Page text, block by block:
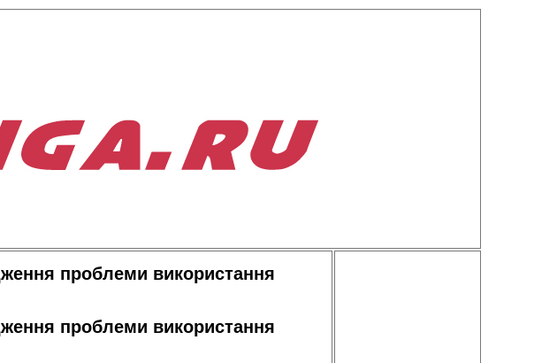
проблеми використання
проблеми використання